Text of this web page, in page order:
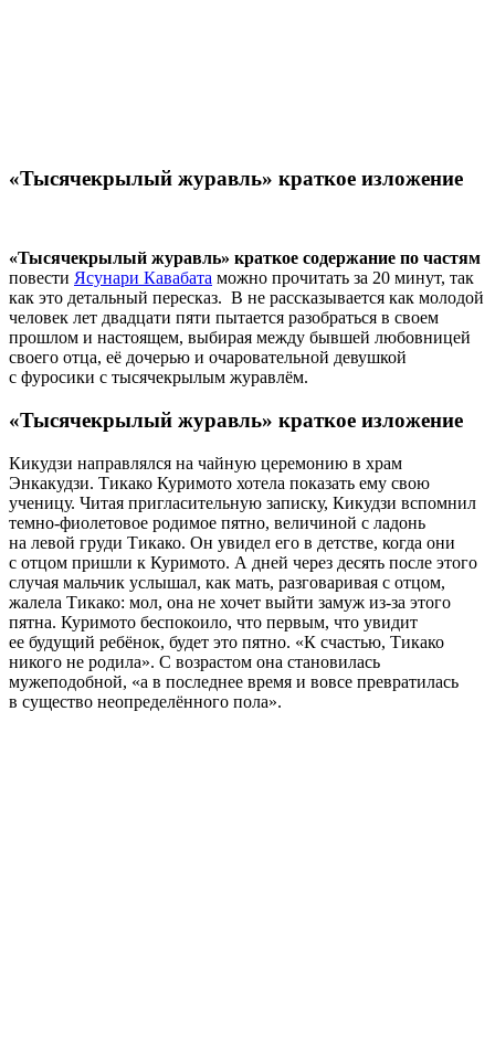
«Тысячекрылый журавль» краткое изложение
«Тысячекрылый журавль» краткое содержание по частям
повести Ясунари Кавабата можно прочитать за 20 минут, так
как это детальный пересказ. В не рассказывается как молодой
человек лет двадцати пяти пытается разобраться в своем
прошлом и настоящем, выбирая между бывшей любовницей
своего отца, её дочерью и очаровательной девушкой
с фуросики с тысячекрылым журавлём.
«Тысячекрылый журавль» краткое изложение
Кикудзи направлялся на чайную церемонию в храм
Энкакудзи. Тикако Куримото хотела показать ему свою
ученицу. Читая пригласительную записку, Кикудзи вспомнил
темно-фиолетовое родимое пятно, величиной с ладонь
на левой груди Тикако. Он увидел его в детстве, когда они
с отцом пришли к Куримото. А дней через десять после этого
случая мальчик услышал, как мать, разговаривая с отцом,
жалела Тикако: мол, она не хочет выйти замуж из-за этого
пятна. Куримото беспокоило, что первым, что увидит
ее будущий ребёнок, будет это пятно. «К счастью, Тикако
никого не родила». С возрастом она становилась
мужеподобной, «а в последнее время и вовсе превратилась
в существо неопределённого пола».